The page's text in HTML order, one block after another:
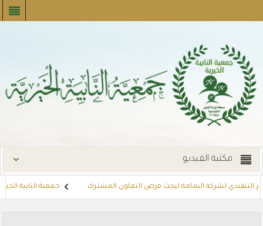
مكتبة الفيديو
التنفيذي لشركة اليمامة لبحث فرص التعاون المشترك جمعية النابية